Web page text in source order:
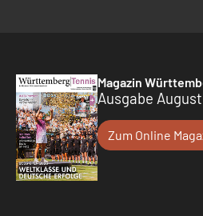
Magazin
Ausgabe
Zum Online